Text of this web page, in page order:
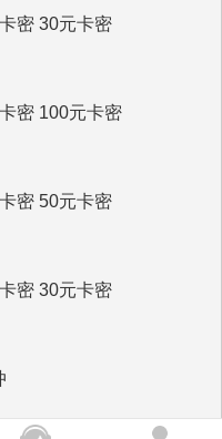
密 30元卡密
密 100元卡密
密 50元卡密
密 30元卡密